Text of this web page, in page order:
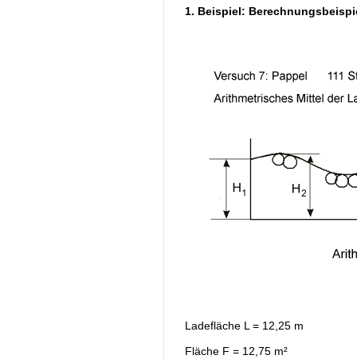
1. Beispiel:
Ladefläche L = 12,25 m
Fläche F = 12,75 m²